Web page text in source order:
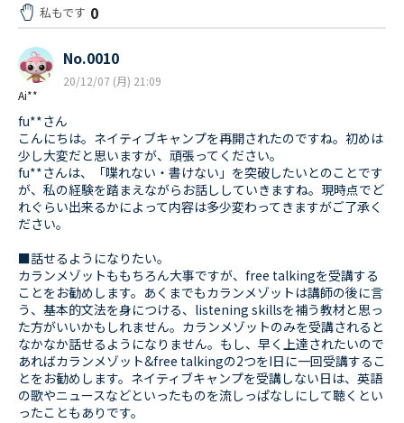
私もです 0
Ai**
No.0010
20/12/07 (月) 21:09
fu**さん
こんにちは。ネイティブキャンプを再開されたのですね。初めは
少し大変だと思いますが、頑張ってください。
fu**さんは、「喋れない・書けない」を突破したいとのことです
が、私の経験を踏まえながらお話ししていきますね。現時点でど
れぐらい出来るかによって内容は多少変わってきますがご了承く
ださい。
■話せるようになりたい。
カランメゾットももちろん大事ですが、free talkingを受講する
ことをお勧めします。あくまでもカランメゾットは講師の後に言
う、基本的文法を身につける、listening skillsを補う教材と思っ
た方がいいかもしれません。カランメゾットのみを受講されると
なかなか話せるようになりません。もし、早く上達されたいので
あればカランメゾット&free talkingの2つをI日に一回受講するこ
とをお勧めします。ネイティブキャンプを受講しない日は、英語
の歌やニュースなどといったものを流しっぱなしにして聴くとい
ったこともありです。